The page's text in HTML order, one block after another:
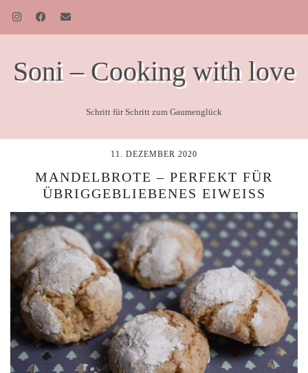
Soni – Cooking with love
Schritt für Schritt zum Gaumenglück
11. DEZEMBER 2020
MANDELBROTE – PERFEKT FÜR
ÜBRIGGEBLIEBENES EIWEISS